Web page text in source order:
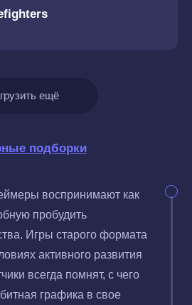
ещё
подборки
воспринимают как
пробудить
Игры старого формата
активного развития
всегда помнят, с чего
графика в свое